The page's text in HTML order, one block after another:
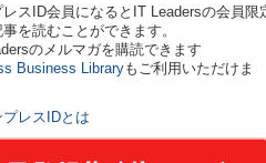
スID会員になるとIT Leadersの会員限
を読むことができます。
のメルマガを購読できます
Business Libraryもご利用いただけま
プレスIDとは